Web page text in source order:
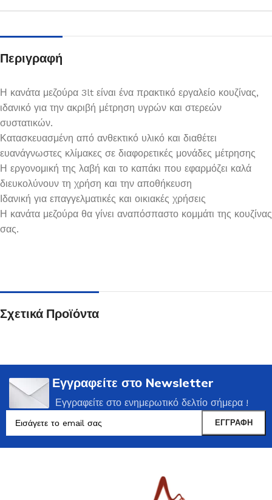
Περιγραφή
Η κανάτα μεζούρα 3lt είναι ένα πρακτικό εργαλείο κουζίνας,
ιδανικό για την ακριβή μέτρηση υγρών και στερεών
συστατικών.
Κατασκευασμένη από ανθεκτικό υλικό και διαθέτει
ευανάγνωστες κλίμακες σε διαφορετικές μονάδες μέτρησης
Η εργονομική της λαβή και το καπάκι που εφαρμόζει καλά
διευκολύνουν τη χρήση και την αποθήκευση
Ιδανική για επαγγελματικές και οικιακές χρήσεις
Η κανάτα μεζούρα θα γίνει αναπόσπαστο κομμάτι της κουζίνας
σας.
Σχετικά Προϊόντα
Εγγραφείτε στο Newsletter
Εγγραφείτε στο ενημερωτικό δελτίο σήμερα !